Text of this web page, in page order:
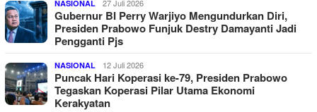
NASIONAL 27 Juli 2026
Gubernur BI Perry Warjiyo Mengundurkan Diri,
Presiden Prabowo Funjuk Destry Damayanti Jadi
Pengganti Pjs
NASIONAL 12 Juli 2026
Puncak Hari Koperasi ke-79, Presiden Prabowo
Tegaskan Koperasi Pilar Utama Ekonomi
Kerakyatan